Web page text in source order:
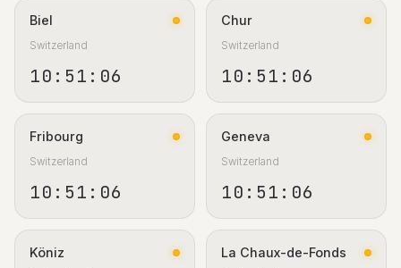
Biel
Switzerland
10:51:07
Chur
Switzerland
10:51:07
Fribourg
Switzerland
10:51:07
Geneva
Switzerland
10:51:07
Köniz La Chaux-de-Fonds